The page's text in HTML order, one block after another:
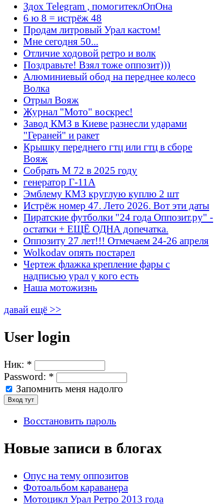
Здох Telegram , помогитеклОпОна
6 ю 8 = истрёж 48
Продам литровый Урал кастом!
Мне сегодня 50...
Отличие ходовой ретро и волк
Поздравьте! Взял тоже оппозит)))
Алюминиевый обод на переднее колесо
Волка
Отрыл Вояж
Журнал "Мото" воскрес!
Завод КМЗ в Киеве разнесли ударами
"Гераней" и ракет
Крышку переднего гтц или гтц в сборе
Вояж
Собрать М 72 в 2025 году
генератор Г-11А
Эмблему КМЗ круглую куплю 2 шт
Истрёж номер 47. Лето 2026. Вот эти даты
Пиратские футболки "24 года Оппозит.ру" -
остатки + ЕЩЁ ОДНА допечатка.
Оппозиту 27 лет!!! Отмечаем 24-26 апреля
Wolkodav опять постарел
Чертеж флажка крепление фары с
надписью урал у кого есть
Наша мотожизнь
давай ещё >>
User login
Ник: *
Password: *
Запомнить меня надолго
Восстановить пароль
Новые записи в блогах
Опус на тему оппозитов
Фотоальбом караванера
Мотоцикл Урал Ретро 2013 года